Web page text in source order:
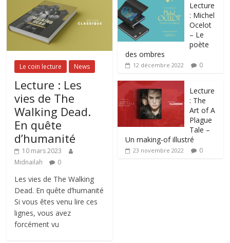
Le coin lecture News
Lecture : Les
vies de The
Walking Dead.
En quête
d’humanité
10 mars 2023
Midnailah
0
Les vies de The Walking
Dead. En quête d’humanité
Si vous êtes venu lire ces
lignes, vous avez
forcément vu
Lecture
: Michel
Ocelot
– Le
poète
des ombres
12 décembre 2022 0
Lecture
: The
Art of A
Plague
Tale –
Un making-of illustré
23 novembre 2022 0